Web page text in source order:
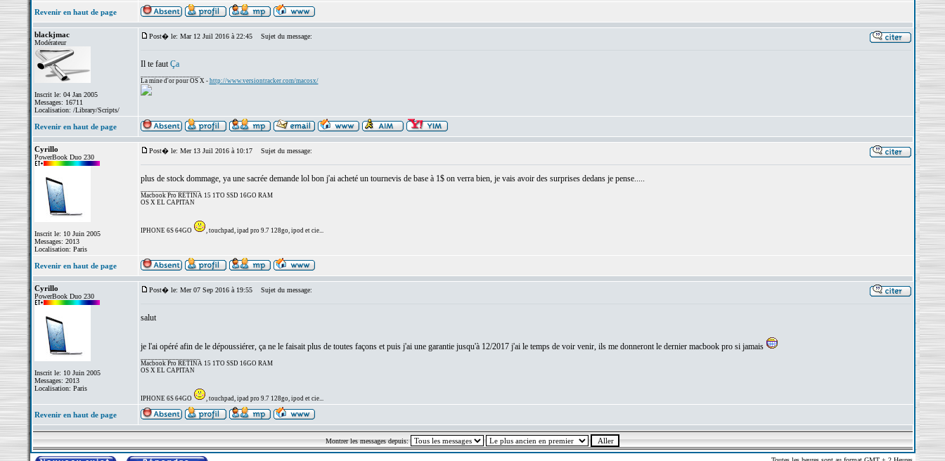
Revenir en haut de page
blackjmac
Modérateur
Inscrit le: 04 Jan 2005
Messages: 16711
Localisation: /Library/Scripts/
Post� le: Mar 12 Juil 2016 à 22:45 Sujet du message:
Il te fautÇa
La mine d'or pour OS X - http://www.versiontracker.com/macosx/
Revenir en haut de page
Cyrillo
PowerBook Duo 230
Inscrit le: 10 Juin 2005
Messages: 2013
Localisation: Paris
Post� le: Mer 13 Juil 2016 à 10:17 Sujet du message:
plus de stock dommage, ya une sacrée demande lol bon j'ai acheté un tournevis de base à 1$ on verra bien, je vais avoir des surprises dedans je pense.....
Macbook Pro RETINA 15 1TO SSD 16GO RAM
OS X EL CAPITAN
IPHONE 6S 64GO , touchpad, ipad pro 9.7 128go, ipod et cie...
Revenir en haut de page
Cyrillo
PowerBook Duo 230
Inscrit le: 10 Juin 2005
Messages: 2013
Localisation: Paris
Post� le: Mer 07 Sep 2016 à 19:55 Sujet du message:
salut
je l'ai opéré afin de le dépoussiérer, ça ne le faisait plus de toutes façons et puis j'ai une garantie jusqu'à 12/2017 j'ai le temps de voir venir, ils me donneront le dernier macbook pro si jamais
Macbook Pro RETINA 15 1TO SSD 16GO RAM
OS X EL CAPITAN
IPHONE 6S 64GO , touchpad, ipad pro 9.7 128go, ipod et cie...
Revenir en haut de page
Montrer les messages depuis: